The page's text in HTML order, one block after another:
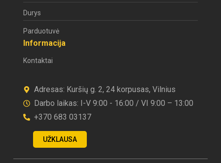
Durys
Parduotuvė
Informacija
Kontaktai
Adresas: Kuršių g. 2, 24 korpusas, Vilnius
Darbo laikas: I-V 9:00 - 16:00 / VI 9:00 – 13:00
+370 683 03137
UŽKLAUSA